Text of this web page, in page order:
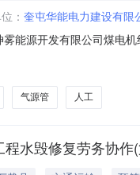
： 奎屯华能电力建设有限
能源开发有限公司煤电
气源管 人工
水毁修复劳务协作